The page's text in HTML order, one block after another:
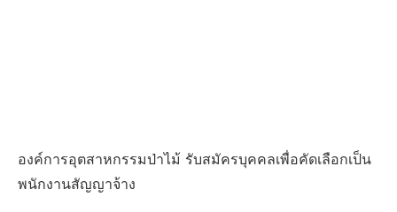
องค์การอุตสาหกรรมป่าไม้ รับสมัครบุคคลเพื่อคัดเลือกเป็น
พนักงานสัญญาจ้าง